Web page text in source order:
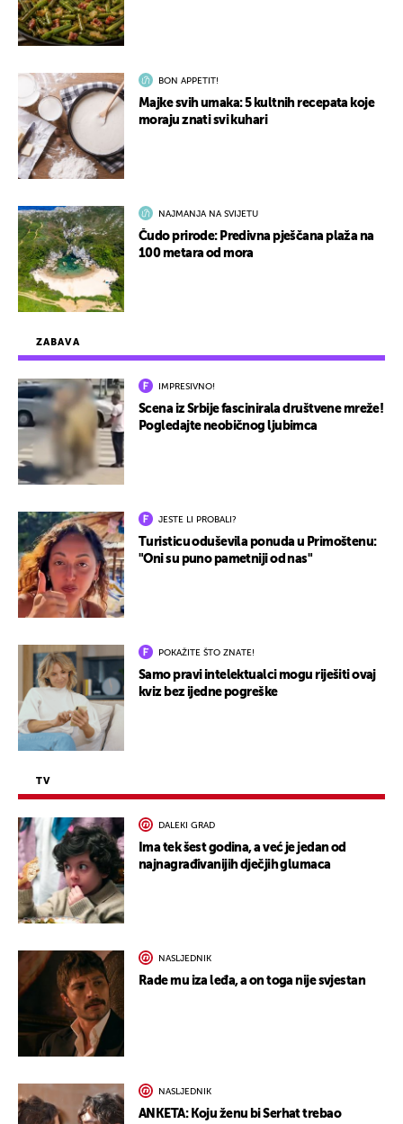
ZABAVA
IMPRESIVNO!
Scena iz Srbije fascinirala društvene mreže!
Pogledajte neobičnog ljubimca
JESTE LI PROBALI?
Turisticu oduševila ponuda u Primoštenu:
"Oni su puno pametniji od nas"
POKAŽITE ŠTO ZNATE!
Samo pravi intelektualci mogu riješiti ovaj
kviz bez ijedne pogreške
TV
DALEKI GRAD
Ima tek šest godina, a već je jedan od
najnagrađivanijih dječjih glumaca
NASLJEDNIK
Rade mu iza leđa, a on toga nije svjestan
NASLJEDNIK
ANKETA: Koju ženu bi Serhat trebao
BON APPETIT!
Majke svih umaka: 5 kultnih recepata koje
moraju znati svi kuhari
NAJMANJA NA SVIJETU
Čudo prirode: Predivna pješčana plaža na
100 metara od mora